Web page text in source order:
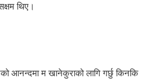
थिए।
आनन्दमा म खानेकुराको लागि गर्छु किनकि